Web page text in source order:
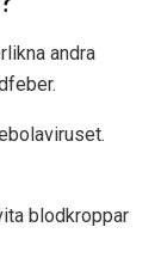
andra
blodkroppar